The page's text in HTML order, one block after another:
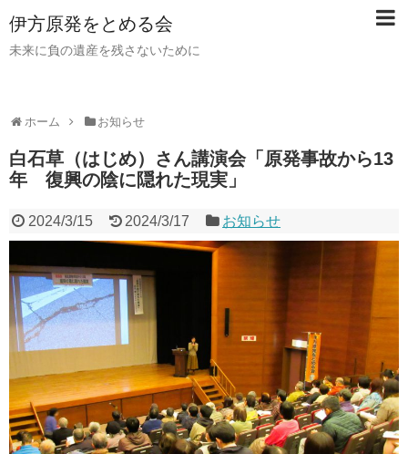
伊方原発をとめる会
未来に負の遺産を残さないために
ホーム お知らせ
白石草（はじめ）さん講演会「原発事故から13
年 復興の陰に隠れた現実」
2024/3/15 2024/3/17 お知らせ